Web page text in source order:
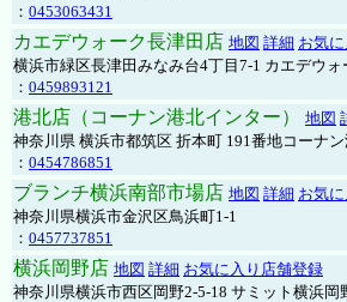
： 0453063431
カエデウォーク長津田店 地図 詳細 お気
横浜市緑区長津田みなみ台4丁目7-1 カエデウ
： 0459893121
港北店（コーナン港北インター） 地図
神奈川県 横浜市都筑区 折本町 191番地コーナ
： 0454786851
ブランチ横浜南部市場店 地図 詳細 お気
神奈川県横浜市金沢区鳥浜町1-1
： 0457737851
横浜岡野店 地図 詳細 お気に入り店舗登録
神奈川県横浜市西区岡野2-5-18 サミット横浜岡